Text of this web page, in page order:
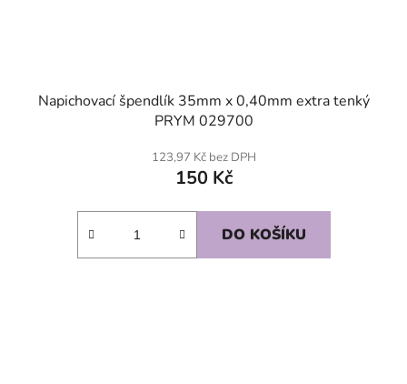
Napichovací špendlík 35mm x 0,40mm extra tenký
PRYM 029700
123,97 Kč bez DPH
150 Kč
DO KOŠÍKU